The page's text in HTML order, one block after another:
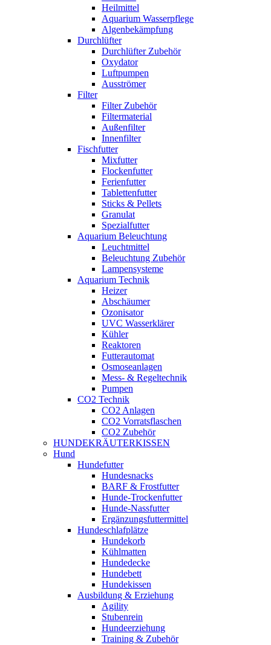
Heilmittel
Aquarium Wasserpflege
Algenbekämpfung
Durchlüfter
Durchlüfter Zubehör
Oxydator
Luftpumpen
Ausströmer
Filter
Filter Zubehör
Filtermaterial
Außenfilter
Innenfilter
Fischfutter
Mixfutter
Flockenfutter
Ferienfutter
Tablettenfutter
Sticks & Pellets
Granulat
Spezialfutter
Aquarium Beleuchtung
Leuchtmittel
Beleuchtung Zubehör
Lampensysteme
Aquarium Technik
Heizer
Abschäumer
Ozonisator
UVC Wasserklärer
Kühler
Reaktoren
Futterautomat
Osmoseanlagen
Mess- & Regeltechnik
Pumpen
CO2 Technik
CO2 Anlagen
CO2 Vorratsflaschen
CO2 Zubehör
HUNDEKRÄUTERKISSEN
Hund
Hundefutter
Hundesnacks
BARF & Frostfutter
Hunde-Trockenfutter
Hunde-Nassfutter
Ergänzungsfuttermittel
Hundeschlafplätze
Hundekorb
Kühlmatten
Hundedecke
Hundebett
Hundekissen
Ausbildung & Erziehung
Agility
Stubenrein
Hundeerziehung
Training & Zubehör